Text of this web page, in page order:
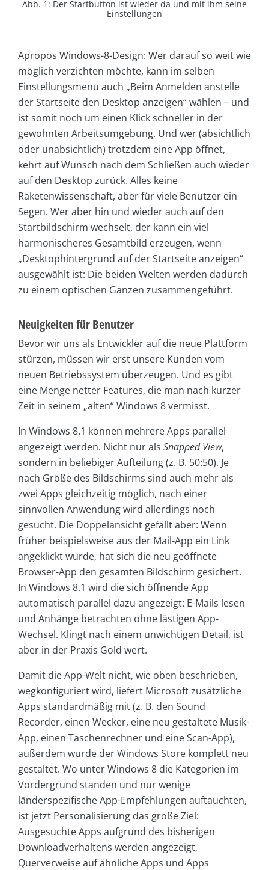
Abb. 1: Der Startbutton ist wieder da und mit ihm seine
Einstellungen
Apropos Windows-8-Design: Wer darauf so weit wie
möglich verzichten möchte, kann im selben
Einstellungsmenü auch „Beim Anmelden anstelle
der Startseite den Desktop anzeigen“ wählen – und
ist somit noch um einen Klick schneller in der
gewohnten Arbeitsumgebung. Und wer (absichtlich
oder unabsichtlich) trotzdem eine App öffnet,
kehrt auf Wunsch nach dem Schließen auch wieder
auf den Desktop zurück. Alles keine
Raketenwissenschaft, aber für viele Benutzer ein
Segen. Wer aber hin und wieder auch auf den
Startbildschirm wechselt, der kann ein viel
harmonischeres Gesamtbild erzeugen, wenn
„Desktophintergrund auf der Startseite anzeigen“
ausgewählt ist: Die beiden Welten werden dadurch
zu einem optischen Ganzen zusammengeführt.
Neuigkeiten für Benutzer
Bevor wir uns als Entwickler auf die neue Plattform
stürzen, müssen wir erst unsere Kunden vom
neuen Betriebssystem überzeugen. Und es gibt
eine Menge netter Features, die man nach kurzer
Zeit in seinem „alten“ Windows 8 vermisst.
In Windows 8.1 können mehrere Apps parallel
angezeigt werden. Nicht nur als Snapped View,
sondern in beliebiger Aufteilung (z. B. 50:50). Je
nach Größe des Bildschirms sind auch mehr als
zwei Apps gleichzeitig möglich, nach einer
sinnvollen Anwendung wird allerdings noch
gesucht. Die Doppelansicht gefällt aber: Wenn
früher beispielsweise aus der Mail-App ein Link
angeklickt wurde, hat sich die neu geöffnete
Browser-App den gesamten Bildschirm gesichert.
In Windows 8.1 wird die sich öffnende App
automatisch parallel dazu angezeigt: E-Mails lesen
und Anhänge betrachten ohne lästigen App-
Wechsel. Klingt nach einem unwichtigen Detail, ist
aber in der Praxis Gold wert.
Damit die App-Welt nicht, wie oben beschrieben,
wegkonfiguriert wird, liefert Microsoft zusätzliche
Apps standardmäßig mit (z. B. den Sound
Recorder, einen Wecker, eine neu gestaltete Musik-
App, einen Taschenrechner und eine Scan-App),
außerdem wurde der Windows Store komplett neu
gestaltet. Wo unter Windows 8 die Kategorien im
Vordergrund standen und nur wenige
länderspezifische App-Empfehlungen auftauchten,
ist jetzt Personalisierung das große Ziel:
Ausgesuchte Apps aufgrund des bisherigen
Downloadverhaltens werden angezeigt,
Querverweise auf ähnliche Apps und Apps